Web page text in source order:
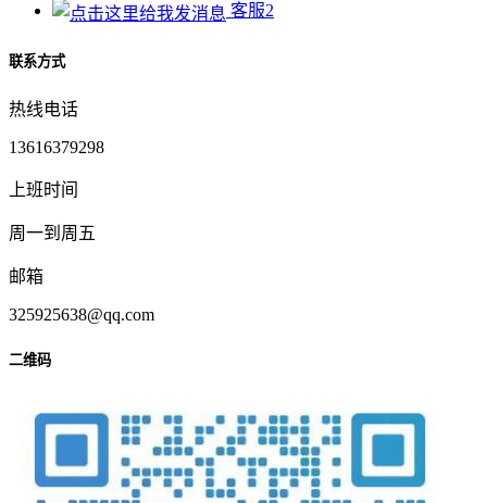
客服2
联系方式
热线电话
13616379298
上班时间
周一到周五
邮箱
325925638@qq.com
二维码